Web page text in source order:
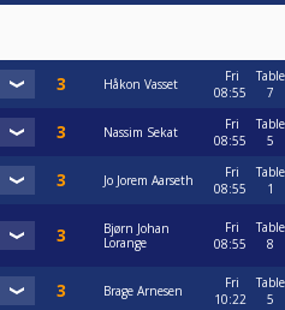
Håkon Vasset
Fri
08:55
Table
7
Nassim Sekat
Fri
08:55
Table
5
Jo Jorem Aarseth
Fri
08:55
Table
1
Bjørn Johan
Lorange
Fri
08:55
Table
8
Brage Arnesen
Fri
10:22
Table
5